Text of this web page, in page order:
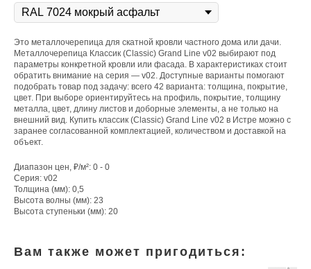
Это металлочерепица для скатной кровли частного дома или дачи.
Металлочерепица Классик (Classic) Grand Line v02 выбирают под
параметры конкретной кровли или фасада. В характеристиках стоит
обратить внимание на серия — v02. Доступные варианты помогают
подобрать товар под задачу: всего 42 варианта: толщина, покрытие,
цвет. При выборе ориентируйтесь на профиль, покрытие, толщину
металла, цвет, длину листов и доборные элементы, а не только на
внешний вид. Купить классик (Classic) Grand Line v02 в Истре можно с
заранее согласованной комплектацией, количеством и доставкой на
объект.
Диапазон цен, ₽/м²: 0 - 0
Серия: v02
Толщина (мм): 0,5
Высота волны (мм): 23
Высота ступеньки (мм): 20
Вам также может пригодиться: